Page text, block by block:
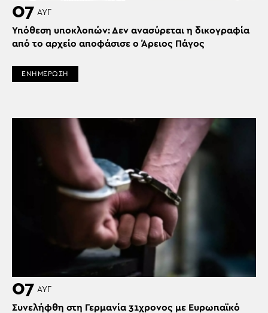
07 ΑΥΓ
Υπόθεση υποκλοπών: Δεν ανασύρεται η δικογραφία
από το αρχείο αποφάσισε ο Άρειος Πάγος
ΕΝΗΜΕΡΩΣΗ
07 ΑΥΓ
Συνελήφθη στη Γερμανία 31χρονος με Ευρωπαϊκό